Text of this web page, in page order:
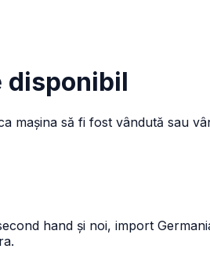
disponibil
mașina să fi fost vândută sau
hand și noi, import